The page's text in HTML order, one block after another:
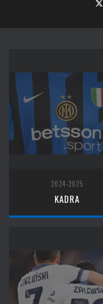
2024-2025
KADRA